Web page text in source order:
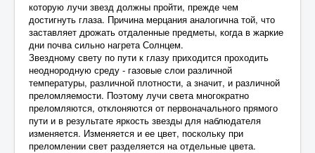
которую лучи звезд должны пройти, прежде чем
достигнуть глаза. Причина мерцания аналогична той, что
заставляет дрожать отдаленные предметы, когда в жаркие
дни почва сильно нагрета Солнцем.
Звездному свету по пути к глазу приходится проходить
неоднородную среду - газовые слои различной
температуры, различной плотности, а значит, и различной
преломляемости. Поэтому лучи света многократно
преломляются, отклоняются от первоначального прямого
пути и в результате яркость звезды для наблюдателя
изменяется. Изменяется и ее цвет, поскольку при
преломлении свет разделяется на отдельные цвета.